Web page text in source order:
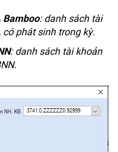
Bamboo: danh sách tài
phát sinh trong kỳ.
: danh sách tài khoản